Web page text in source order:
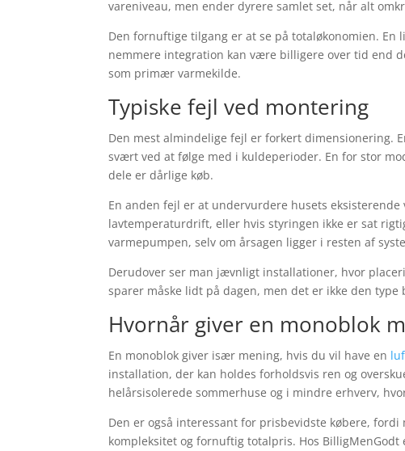
vareniveau, men ender dyrere samlet set, når alt
Den fornuftige tilgang er at se på totaløkonomien.
nemmere integration kan være billigere over tid end
som primær varmekilde.
Typiske fejl ved montering
Den mest almindelige fejl er forkert dimensionering.
svært ved at følge med i kuldeperioder. En for stor
dele er dårlige køb.
En anden fejl er at undervurdere husets
lavtemperaturdrift, eller hvis styringen ikke er sat
varmepumpen, selv om årsagen ligger i resten af
Derudover ser man jævnligt installationer, hvor
sparer måske lidt på dagen, men det er ikke den type
Hvornår giver en monoblok
En monoblok giver især mening, hvis du vil have en
installation, der kan holdes forholdsvis ren og
helårsisolerede sommerhuse og i mindre erhverv,
Den er også interessant for prisbevidste købere,
kompleksitet og fornuftig totalpris. Hos